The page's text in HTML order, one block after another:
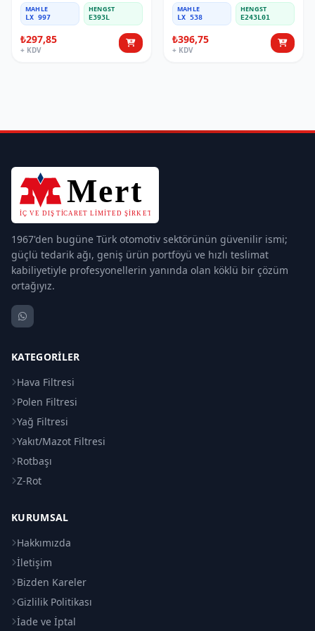
MAHLE
LX 997
HENGST
E393L
₺297,85
+ KDV
MAHLE
LX 538
HENGST
E243L01
₺396,75
+ KDV
1967'den bugüne Türk otomotiv sektörünün güvenilir ismi;
güçlü tedarik ağı, geniş ürün portföyü ve hızlı teslimat
kabiliyetiyle profesyonellerin yanında olan köklü bir çözüm
ortağıyız.
KATEGORILER
Hava Filtresi
Polen Filtresi
Yağ Filtresi
Yakıt/Mazot Filtresi
Rotbaşı
Z-Rot
KURUMSAL
Hakkımızda
İletişim
Bizden Kareler
Gizlilik Politikası
İade ve İptal